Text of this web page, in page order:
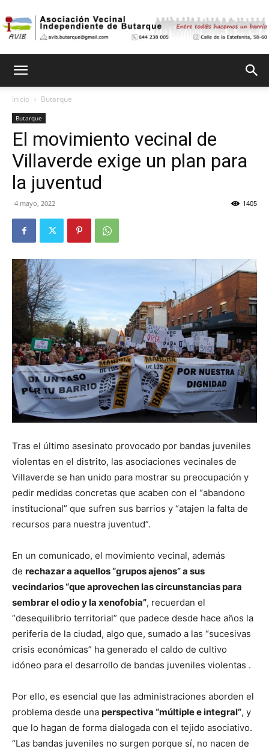
Inicio Butarque
Butarque
El movimiento vecinal de
Villaverde exige un plan para
la juventud
4 mayo, 2022 1405
Tras el último asesinato provocado por bandas juveniles
violentas en el distrito, las asociaciones vecinales de
Villaverde se han unido para mostrar su preocupación y
pedir medidas concretas que acaben con el “abandono
institucional” que sufren sus barrios y “atajen la falta de
recursos para nuestra juventud”.
En un comunicado, el movimiento vecinal, además
de rechazar a aquellos “grupos ajenos” a sus
vecindarios “que aprovechen las circunstancias para
sembrar el odio y la xenofobia”, recuerdan el
“desequilibrio territorial” que padece desde hace años la
periferia de la ciudad, algo que, sumado a las “sucesivas
crisis económicas” ha generado el caldo de cultivo
idóneo para el desarrollo de bandas juveniles violentas .
Por ello, es esencial que las administraciones aborden el
problema desde una perspectiva “múltiple e integral”, y
que lo hagan de forma dialogada con el tejido asociativo.
“Las bandas juveniles no surgen porque sí, no nacen de